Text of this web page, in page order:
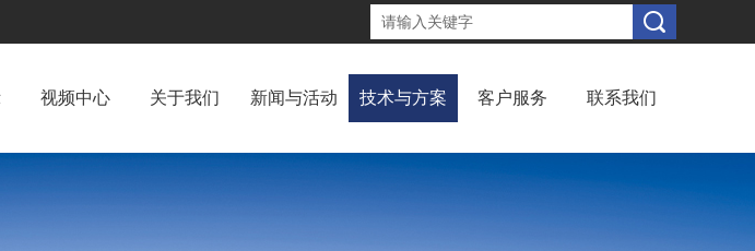
视频中心 关于我们 新闻与活动 技术与方案 客户服务 联系我们